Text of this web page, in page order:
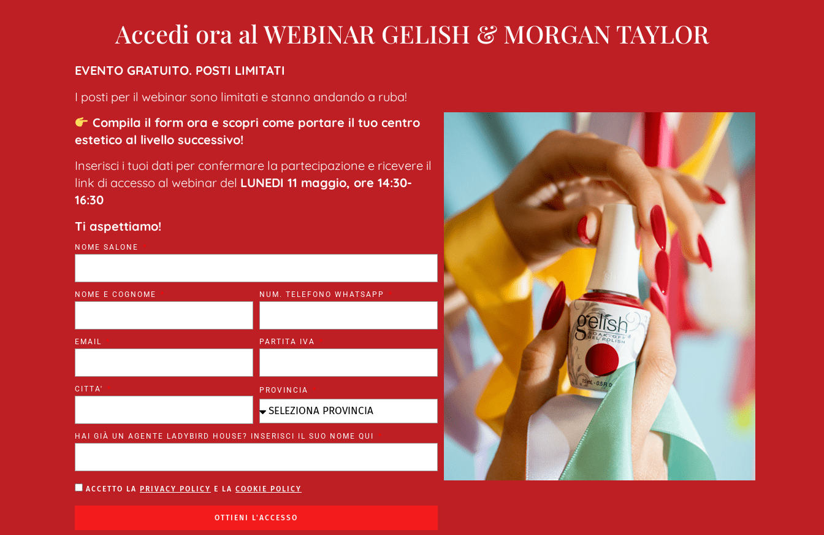
Accedi ora al WEBINAR GELISH & MORGAN TAYLOR
EVENTO GRATUITO. POSTI LIMITATI
I posti per il webinar sono limitati e stanno andando a ruba!
Compila il form ora e scopri come portare il tuo centro
estetico al livello successivo!
Inserisci i tuoi dati per confermare la partecipazione e ricevere il
link di accesso al webinar del LUNEDI 11 maggio, ore 14:30-
16:30
Ti aspettiamo!
NOME SALONE
NOME E COGNOME NUM. TELEFONO WHATSAPP
EMAIL PARTITA IVA
CITTA' PROVINCIA
HAI GIÀ UN AGENTE LADYBIRD HOUSE? INSERISCI IL SUO NOME QUI
ACCETTO LA PRIVACY POLICY E LA COOKIE POLICY
OTTIENI L'ACCESSO